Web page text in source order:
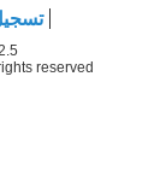
reserved.